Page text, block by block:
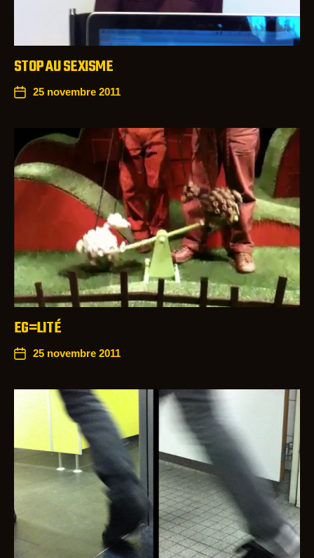
STOP AU SEXISME
25 novembre 2011
EG=LITÉ
25 novembre 2011